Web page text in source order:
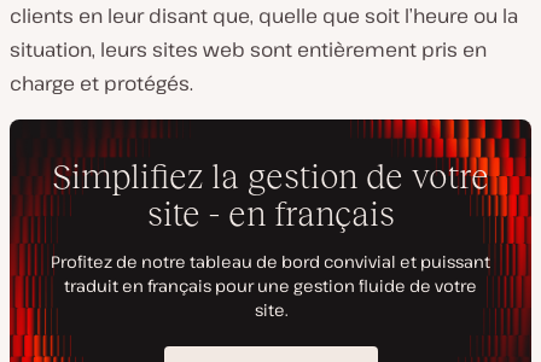
clients en leur disant que, quelle que soit l’heure ou la
situation, leurs sites web sont entièrement pris en
charge et protégés.